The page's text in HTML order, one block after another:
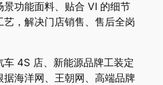
景功能面料、贴合 VI 的细节
艺，解决门店销售、售后全岗
车 4S 店、新能源品牌工装定
据海洋网、王朝网、高端品牌